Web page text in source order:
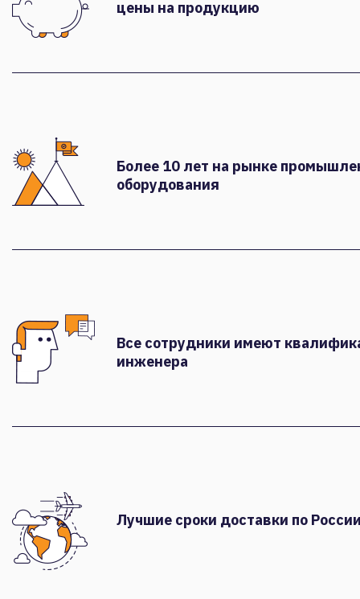
цены на продукцию
Более 10 лет на рынке
оборудования
Все сотрудники имеют
инженера
Лучшие сроки доставки по